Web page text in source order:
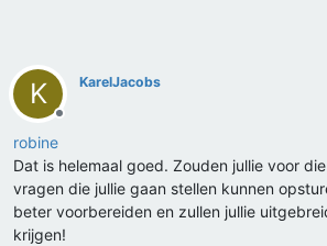
K
Offline
KarelJacobs
robine
Dat is helemaal goed. Zouden jullie voor
vragen die jullie gaan stellen kunnen
beter voorbereiden en zullen jullie
krijgen!